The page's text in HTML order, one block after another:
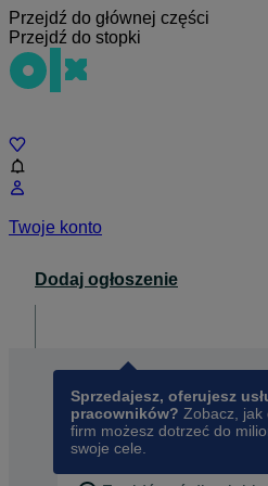
Przejdź do głównej części
Przejdź do stopki
Twoje konto
Dodaj ogłoszenie
Sprzedajesz, oferujesz
pracowników? Zobacz, jak
firm możesz dotrzeć do
swoje cele.